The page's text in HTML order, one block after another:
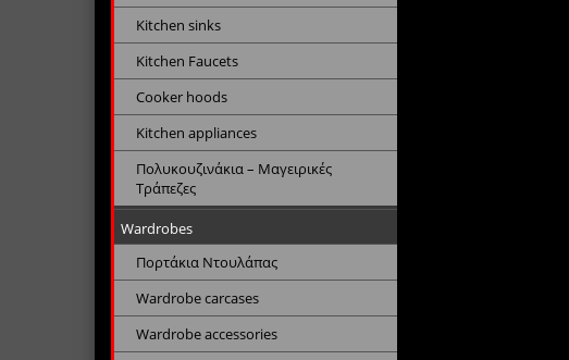
Kitchen sinks
Kitchen Faucets
Cooker hoods
Kitchen appliances
Πολυκουζινάκια – Μαγειρικές
Τράπεζες
Wardrobes
Πορτάκια Ντουλάπας
Wardrobe carcases
Wardrobe accessories